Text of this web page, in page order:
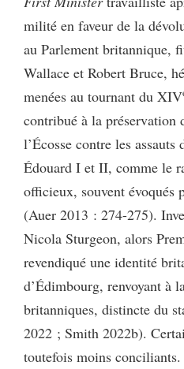
milité en faveur de la
au Parlement britannique,
Wallace et Robert Bruce,
menées au tournant du XIV
contribué à la préservation
l’Écosse contre les assauts
Édouard I et II, comme le
officieux, souvent évoqués
(Auer 2013 : 274-275).
Nicola Sturgeon, alors
revendiqué une identité
d’Édimbourg, renvoyant à
britanniques, distincte du
2022 ; Smith 2022b).
toutefois moins